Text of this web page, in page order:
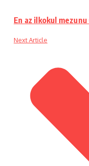
En az ilkokul
Next Article